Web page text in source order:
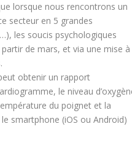
lorsque nous rencontrons un
secteur en 5 grandes
les soucis psychologiques
de mars, et via une mise à
obtenir un rapport
le niveau
du poignet et la
smartphone (iOS ou Android)